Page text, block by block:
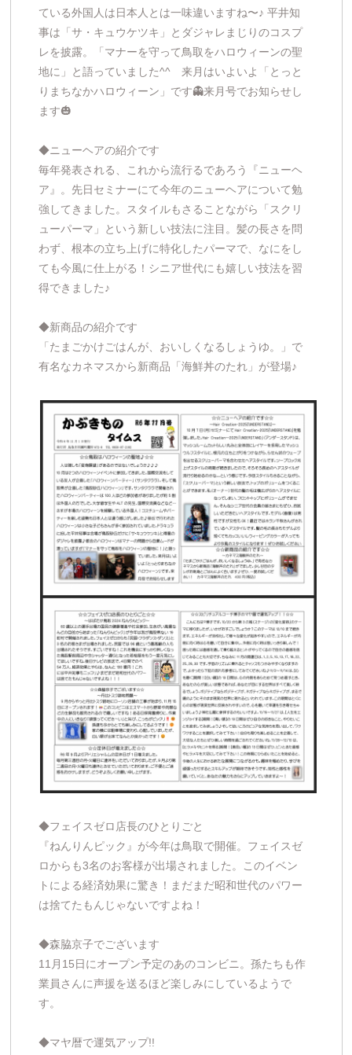
ている外国人は日本人とは一味違いますね〜♪ 平井知
事は「サ・キュウケツキ」とダジャレまじりのコスプ
レを披露。「マナーを守って鳥取をハロウィーンの聖
地に」と語っていました^^ 来月はいよいよ「とっと
りまちなかハロウィーン」です👻来月号でお知らせし
ます🎃
◆ニューヘアの紹介です
毎年発表される、これから流行るであろう『ニューヘ
ア』。先日セミナーにて今年のニューヘアについて勉
強してきました。スタイルもさることながら「スクリ
ューパーマ」という新しい技法に注目。髪の長さを問
わず、根本の立ち上げに特化したパーマで、なにをし
ても今風に仕上がる！シニア世代にも嬉しい技法を習
得できました♪
◆新商品の紹介です
「たまごかけごはんが、おいしくなるしょうゆ。」で
有名なカネマスから新商品「海鮮丼のたれ」が登場♪
◆フェイスゼロ店長のひとりごと
『ねんりんピック』が今年は鳥取で開催。フェイスゼ
ロからも3名のお客様が出場されました。このイベン
トによる経済効果に驚き！まだまだ昭和世代のパワー
は捨てたもんじゃないですよね！
◆森脇京子でございます
11月15日にオープン予定のあのコンビニ。孫たちも作
業員さんに声援を送るほど楽しみにしているようで
す。
◆マヤ暦で運気アップ!!